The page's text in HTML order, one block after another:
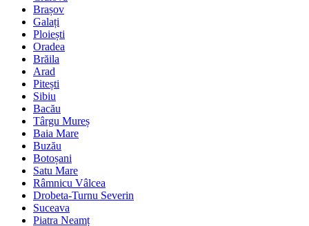
Brașov
Galați
Ploiești
Oradea
Brăila
Arad
Pitești
Sibiu
Bacău
Târgu Mureș
Baia Mare
Buzău
Botoșani
Satu Mare
Râmnicu Vâlcea
Drobeta-Turnu Severin
Suceava
Piatra Neamț